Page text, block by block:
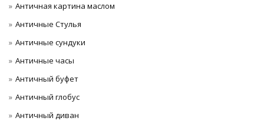
Античная картина маслом
Античные Стулья
Античные сундуки
Античные часы
Античный буфет
Античный глобус
Античный диван